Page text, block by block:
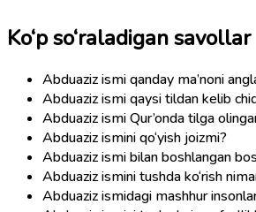
Ko‘p so‘raladigan savollar
Abduaziz ismi qanday ma’noni
Abduaziz ismi qaysi tildan kelib
Abduaziz ismi Qur’onda tilga
Abduaziz ismini qo‘yish joizmi?
Abduaziz ismi bilan boshlangan
Abduaziz ismini tushda ko‘rish
Abduaziz ismidagi mashhur